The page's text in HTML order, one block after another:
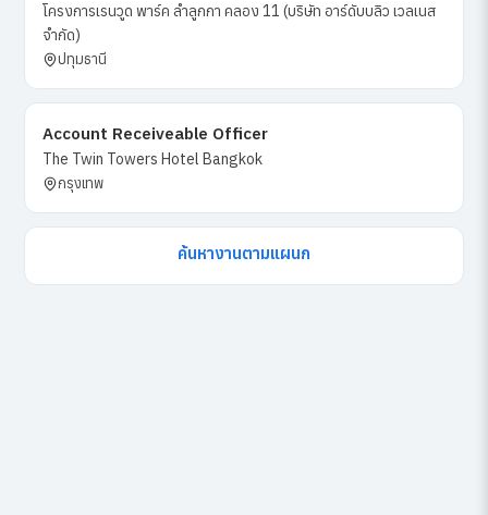
โครงการเรนวูด พาร์ค ลำลูกกา คลอง 11 (บริษัท อาร์ดับบลิว เวลเนส
จำกัด)
ปทุมธานี
Account Receiveable Officer
The Twin Towers Hotel Bangkok
กรุงเทพ
ค้นหางานตามแผนก